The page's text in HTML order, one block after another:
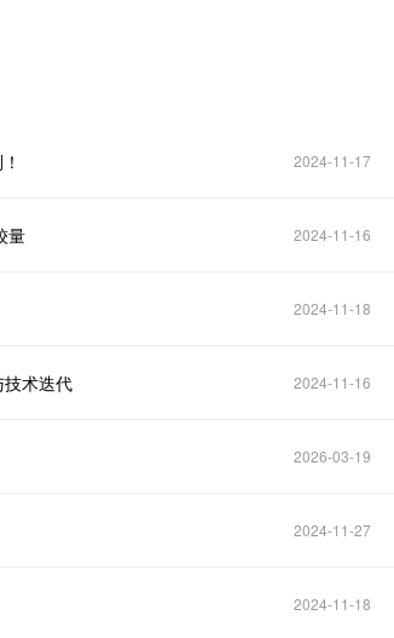
2024-11-17
量 2024-11-16
2024-11-18
技术迭代 2024-11-16
2026-03-19
2024-11-27
2024-11-18